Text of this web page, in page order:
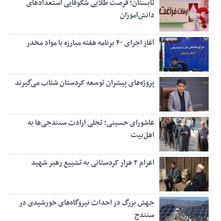
تابستان؛ فرصت طلایی شکوفایی استعدادهای
دانش‌آموزان
آغاز اجرای ۴۰ برنامه هفته مبارزه با مواد مخدر
پروژه‌های پیشران توسعه کردستان شتاب می‌گیرند
عاشورای حسینی؛ تجلی ارادت سنندجی‌ها به
اهل‌بیت
اعزام ۲ هزار کردستانی به تشییع رهبر شهید
جهش بزرگ در احداث نیروگاه‌های خورشیدی در
سنندج